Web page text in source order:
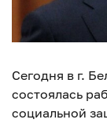
Сегодня в г.
состоялась
социальной